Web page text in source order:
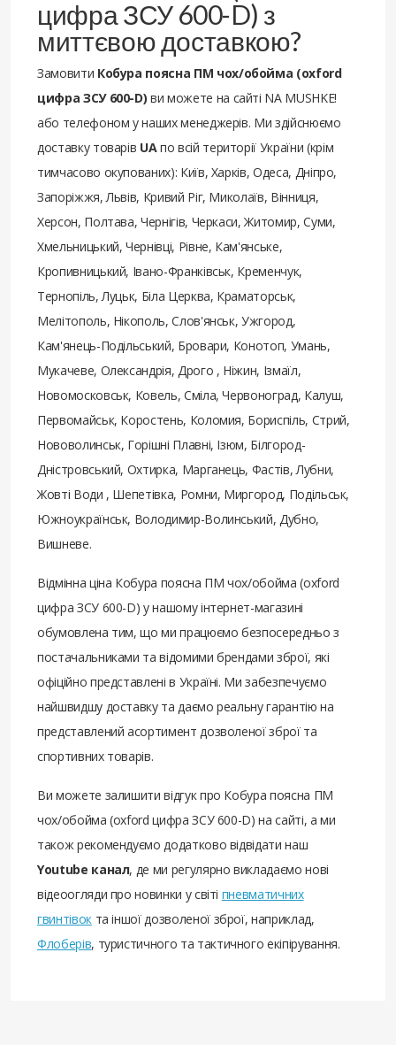
цифра ЗСУ 600-D) з
миттєвою доставкою?
Замовити Кобура поясна ПМ чох/обойма (oxford
цифра ЗСУ 600-D) ви можете на сайті NA MUSHKE!
або телефоном у наших менеджерів. Ми здійснюємо
доставку товарів UAпо всій території України (крім
тимчасово окупованих): Київ, Харків, Одеса, Дніпро,
Запоріжжя, Львів, Кривий Ріг, Миколаїв, Вінниця,
Херсон, Полтава, Чернігів, Черкаси, Житомир, Суми,
Хмельницький, Чернівці, Рівне, Кам'янське,
Кропивницький, Івано-Франківськ, Кременчук,
Тернопіль, Луцьк, Біла Церква, Краматорськ,
Мелітополь, Нікополь, Слов'янськ, Ужгород,
Кам'янець-Подільський, Бровари, Конотоп, Умань,
Мукачеве, Олександрія, Дрого , Ніжин, Ізмаїл,
Новомосковськ, Ковель, Сміла, Червоноград, Калуш,
Первомайськ, Коростень, Коломия, Бориспіль, Стрий,
Нововолинськ, Горішні Плавні, Ізюм, Білгород-
Дністровський, Охтирка, Марганець, Фастів, Лубни,
Жовті Води , Шепетівка, Ромни, Миргород, Подільськ,
Южноукраїнськ, Володимир-Волинський, Дубно,
Вишневе.
Відмінна ціна Кобура поясна ПМ чох/обойма (oxford
цифра ЗСУ 600-D) у нашому інтернет-магазині
обумовлена ​​тим, що ми працюємо безпосередньо з
постачальниками та відомими брендами зброї, які
офіційно представлені в Україні. Ми забезпечуємо
найшвидшу доставку та даємо реальну гарантію на
представлений асортимент дозволеної зброї та
спортивних товарів.
Ви можете залишити відгук про Кобура поясна ПМ
чох/обойма (oxford цифра ЗСУ 600-D) на сайті, а ми
також рекомендуємо додатково відвідати наш
Youtube канал, де ми регулярно викладаємо нові
відеоогляди про новинки у світі пневматичних
гвинтівокта іншої дозволеної зброї, наприклад,
Флоберів, туристичного та тактичного екіпірування.